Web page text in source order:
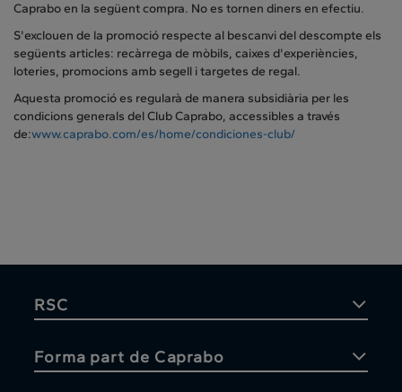
Caprabo en la següent compra. No es tornen diners en efectiu.
S'exclouen de la promoció respecte al bescanvi del descompte els
següents articles: recàrrega de mòbils, caixes d'experiències,
loteries, promocions amb segell i targetes de regal.
Aquesta promoció es regularà de manera subsidiària per les
condicions generals del Club Caprabo, accessibles a través
de:www.caprabo.com/es/home/condiciones-club/
RSC
Forma part de Caprabo